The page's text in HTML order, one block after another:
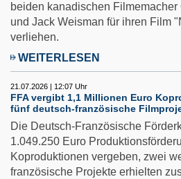
beiden kanadischen
und Jack Weisman für ihren Film
verliehen.
WEITERLESEN
21.07.2026 | 12:07 Uhr
FFA vergibt 1,1 Millionen Euro
fünf deutsch-französische
Die Deutsch-Französische
1.049.250 Euro
Koproduktionen vergeben, zwei
französische Projekte erhielten